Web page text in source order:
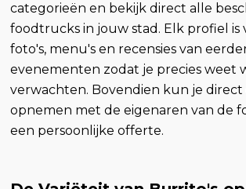
categorieën en bekijk direct alle
foodtrucks in jouw stad. Elk profiel is
foto's, menu's en recensies van
evenementen zodat je precies weet
verwachten. Bovendien kun je
opnemen met de eigenaren van de
een persoonlijke offerte.